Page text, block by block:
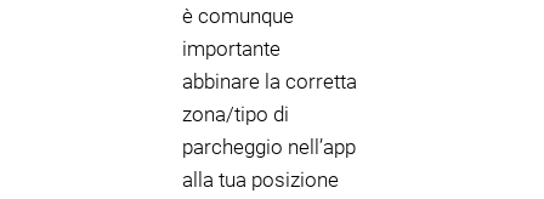
è comunque
importante
abbinare la corretta
zona/tipo di
parcheggio nell’app
alla tua posizione